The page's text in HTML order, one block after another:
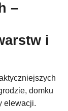
–
i
domku
elewacji.